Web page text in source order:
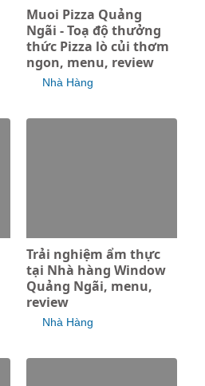
Muoi Pizza Quảng
Ngãi - Toạ độ thưởng
thức Pizza lò củi thơm
ngon, menu, review
Nhà Hàng
Trải nghiệm ẩm thực
tại Nhà hàng Window
Quảng Ngãi, menu,
review
Nhà Hàng